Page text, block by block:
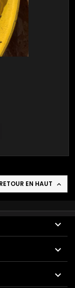
RETOUR EN HAUT 


